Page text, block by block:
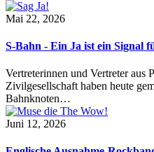
Mai 22, 2026
S-Bahn - Ein Ja ist ein Signal
Vertreterinnen und Vertreter aus
Zivilgesellschaft haben heute
Bahnknoten…
Juni 12, 2026